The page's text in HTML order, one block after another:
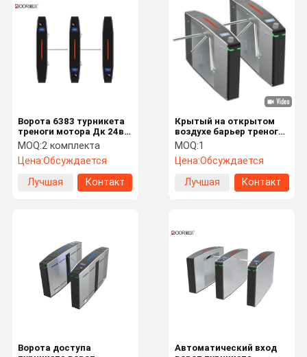
Крытый на открытом
воздухе барьер треноги
краски высыхающего
при нагреве в печи лака
с экраном дисплея и
облачной системой
MOQ:1
Цена:Обсуждается
Лучшая
Контакт
Ворота 6383 турникета
треноги мотора Дк 24в
безщеточные для рынка
верхнего сегмента
MOQ:2 комплекта
Цена:Обсуждается
Лучшая
Контакт
Автоматический вход
Ворота доступа